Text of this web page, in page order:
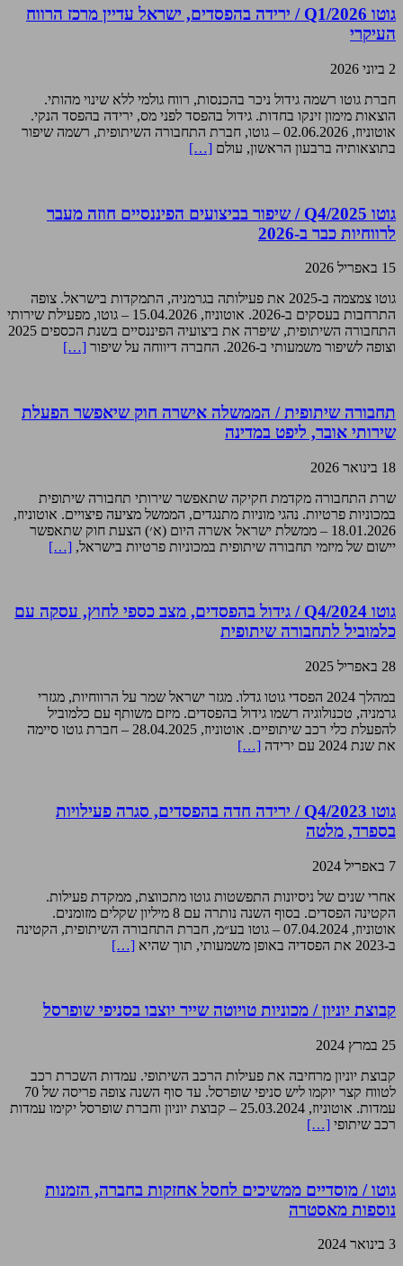
גוטו Q1/2026 / ירידה בהפסדים, ישראל עדיין מרכז הרווח
העיקרי
2 ביוני 2026
חברת גוטו רשמה גידול ניכר בהכנסות, רווח גולמי ללא שינוי מהותי.
הוצאות מימון זינקו בחדות. גידול בהפסד לפני מס, ירידה בהפסד הנקי.
אוטוניוז, 02.06.2026 – גוטו, חברת התחבורה השיתופית, רשמה שיפור
בתוצאותיה ברבעון הראשון, עולם […]
גוטו Q4/2025 / שיפור בביצועים הפיננסיים חוזה מעבר
לרווחיות כבר ב-2026
15 באפריל 2026
גוטו צמצמה ב-2025 את פעילותה בגרמניה, התמקדות בישראל. צופה
התרחבות בעסקים ב-2026. אוטוניוז, 15.04.2026 – גוטו, מפעילת שירותי
התחבורה השיתופית, שיפרה את ביצועיה הפיננסיים בשנת הכספים 2025
וצופה לשיפור משמעותי ב-2026. החברה דיווחה על שיפור
[…]
תחבורה שיתופית / הממשלה אישרה חוק שיאפשר הפעלת
שירותי אובר, ליפט במדינה
18 בינואר 2026
שרת התחבורה מקדמת חקיקה שתאפשר שירותי תחבורה שיתופית
במכוניות פרטיות. נהגי מוניות מתנגדים, הממשל מציעה פיצויים. אוטוניוז,
18.01.2026 – ממשלת ישראל אשרה היום (א׳) הצעת חוק שתאפשר
יישום של מיזמי תחבורה שיתופית במכוניות פרטיות בישראל, […]
גוטו Q4/2024 / גידול בהפסדים, מצב כספי לחוץ, עסקה עם
כלמוביל לתחבורה שיתופית
28 באפריל 2025
במהלך 2024 הפסדי גוטו גדלו. מגזר ישראל שמר על הרווחיות, מגזרי
גרמניה, טכנולוגיה רשמו גידול בהפסדים. מיזם משותף עם כלמוביל
להפעלת כלי רכב שיתופיים. אוטוניוז, 28.04.2025 – חברת גוטו סיימה
את שנת 2024 עם ירידה
[…]
גוטו Q4/2023 / ירידה חדה בהפסדים, סגרה פעילויות
בספרד, מלטה
7 באפריל 2024
אחרי שנים של ניסיונות התפשטות גוטו מתכווצת, ממקדת פעילות.
הקטינה הפסדים. בסוף השנה נותרה עם 8 מיליון שקלים מזומנים.
אוטוניוז, 07.04.2024 – גוטו בע״מ, חברת התחבורה השיתופית, הקטינה
ב-2023 את הפסדיה באופן משמעותי, תוך שהיא
[…]
קבוצת יוניון / מכוניות טויוטה שייר יוצבו בסניפי שופרסל
25 במרץ 2024
קבוצת יוניון מרחיבה את פעילות הרכב השיתופי. עמדות השכרת רכב
לטווח קצר יוקמו ליש סניפי שופרסל. עד סוף השנה צופה פריסה של 70
עמדות. אוטוניוז, 25.03.2024 – קבוצת יוניון וחברת שופרסל יקימו עמדות
רכב שיתופי […]
גוטו / מוסדיים ממשיכים לחסל אחזקות בחברה, הזמנות
נוספות מאסטרה
3 בינואר 2024